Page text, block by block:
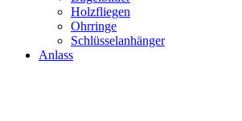
Holzfliegen
Ohrringe
Schlüsselanhänger
Anlass